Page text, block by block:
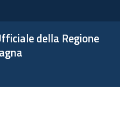
della Regione